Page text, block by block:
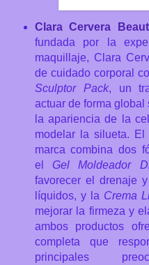
Clara Cervera
fundada por la
maquillaje, Clara
de cuidado corporal
Sculptor Pack, un
actuar de forma global
la apariencia de la
modelar la silueta.
El
marca combina dos
el Gel Moldeador
favorecer el drenaje
líquidos, y la Crema
mejorar la firmeza y
ambos productos
completa que
principales